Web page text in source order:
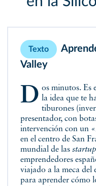
Texto
Valley
Dos minutos. Es el tiempo estipulado para contar la idea que te
tiburones
presentador, con
intervención con un
en el centro de San
mundial de las
emprendedores
viajado a la meca del
para aprender cómo